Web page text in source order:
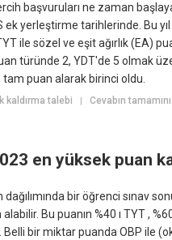
başvuruları ne zaman
ek yerleştirme tarihlerinde. Bu
ile sözel ve eşit ağırlık (EA)
türünde 2, YDT'de 5 olmak
tam puan alarak birinci oldu.
kaldırma talebi |Cevabın
en yüksek puan
dağılımında bir öğrenci sınav
Bu puanın %40 ı TYT ,
Belli bir miktar puanda OBP ile